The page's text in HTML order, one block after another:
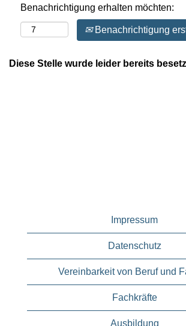
Benachrichtigung erhalten möchten:
Benachrichtigung
Diese Stelle wurde leider bereits
Impressum
Datenschutz
Vereinbarkeit von Beruf und
Fachkräfte
Ausbildung